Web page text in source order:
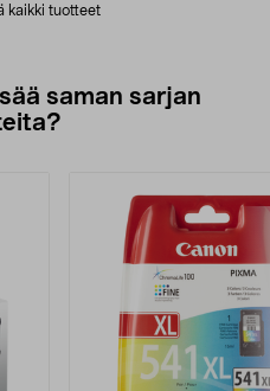
kaikki tuotteet
saman sarjan